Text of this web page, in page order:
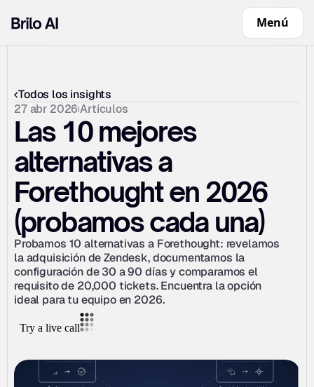
Menú
Todos los insights
27 abr 2026 Artículos
Las 10 mejores
alternativas a
Forethought en 2026
(probamos cada una)
Probamos 10 alternativas a Forethought: revelamos
la adquisición de Zendesk, documentamos la
configuración de 30 a 90 días y comparamos el
requisito de 20,000 tickets. Encuentra la opción
ideal para tu equipo en 2026.